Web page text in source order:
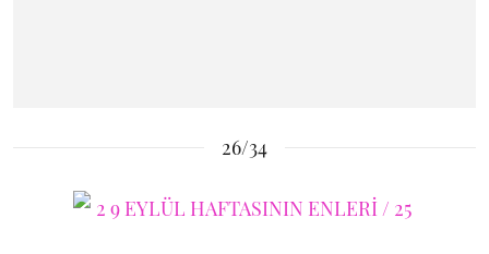
26/34